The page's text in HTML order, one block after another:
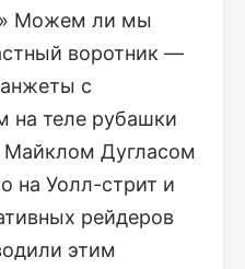
Можем ли мы
воротник —
с
на теле рубашки
Дугласом
на Уолл-стрит и
рейдеров
этим